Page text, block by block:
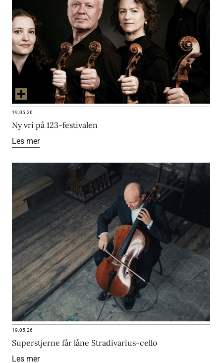
19.05.26
Ny vri på 123-festivalen
Les mer
19.05.26
Superstjerne får låne Stradivarius-cello
Les mer